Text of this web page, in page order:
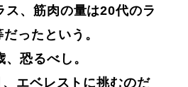
ス、筋肉の量は20代のラ
ったという。
恐るべし。
エベレストに挑むのだ